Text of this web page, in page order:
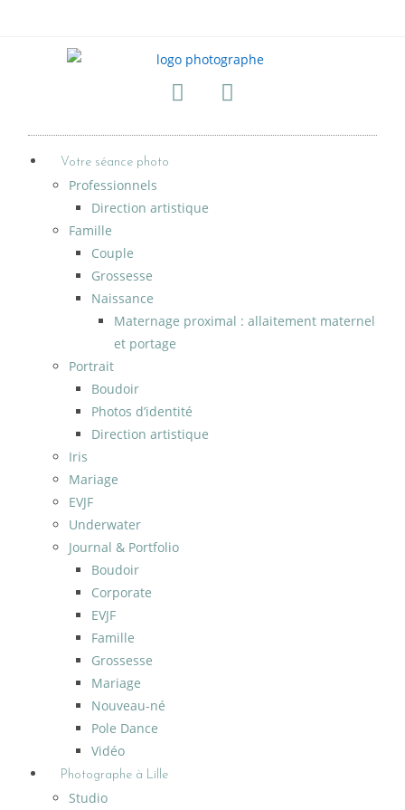
Votre séance photo
Professionnels
Direction artistique
Famille
Couple
Grossesse
Naissance
Maternage proximal : allaitement maternel
et portage
Portrait
Boudoir
Photos d’identité
Direction artistique
Iris
Mariage
EVJF
Underwater
Journal & Portfolio
Boudoir
Corporate
EVJF
Famille
Grossesse
Mariage
Nouveau-né
Pole Dance
Vidéo
Photographe à Lille
Studio